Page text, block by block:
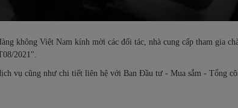
không Việt Nam kính mời các đối tác, nhà cung cấp tham gia
2021".
vụ cũng như chi tiết liên hệ với Ban Đầu tư - Mua sắm - Tổng